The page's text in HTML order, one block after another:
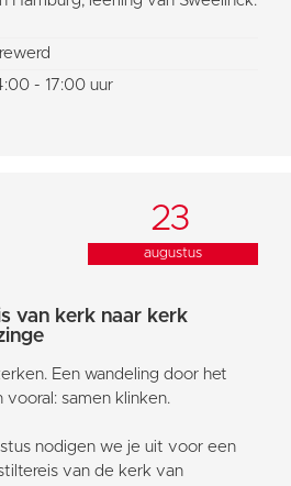
- 17:00 uur
23
augustus
van kerk naar kerk
Een wandeling door het
vooral: samen klinken.
nodigen we je uit voor een
van de kerk van